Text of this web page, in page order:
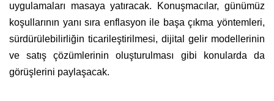
uygulamaları masaya yatıracak. Konuşmacılar, günümüz
koşullarının yanı sıra enflasyon ile başa çıkma yöntemleri,
sürdürülebilirliğin ticarileştirilmesi, dijital gelir modellerinin
ve satış çözümlerinin oluşturulması gibi konularda da
görüşlerini paylaşacak.